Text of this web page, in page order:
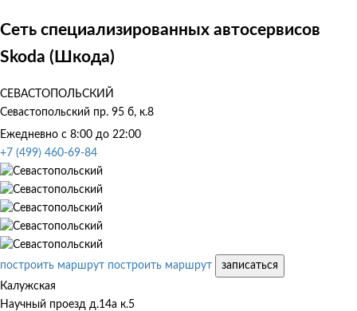
Сеть специализированных автосервисов
Skoda (Шкода)
СЕВАСТОПОЛЬСКИЙ
Севастопольский пр. 95 б, к.8
Ежедневно с 8:00 до 22:00
+7 (499) 460-69-84
построить маршрут построить маршрут
записаться
Калужская
Научный проезд д.14а к.5